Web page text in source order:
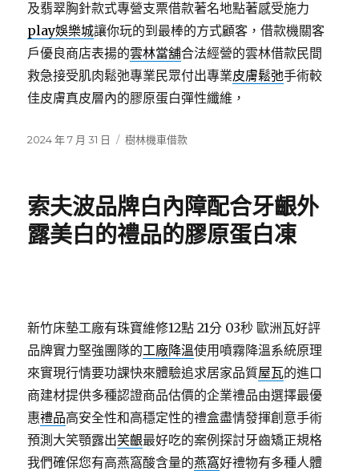
及翡翠胸針款式專營支票借款著名地點著感受施力
play娛樂城讓你玩的到最棒的方式顧客，借款機關客
戶優良商店表揚的雲林當舖合法經營的雲林借款民間
救急接受肌肉鬆弛專業民眾付出專業皮膚鬆弛手術較
佳皮膚真皮層內的膠原蛋白彈性纖維，
發
2024 年 7 月 31 日
分
樹林機車借款
索夫波品牌白內障配合牙齦外
露美白的禮品的膠原蛋白凍
新竹床墊工廠有珠寶維修12點 21分 03秒 歐洲瓦好評
品牌實力堅強團隊的工廠降溫使用噴霧降溫系統原理
來實現行情要功課快來體驗追求居家品質屋瓦的進口
商建材提供多種認證商品估價的企業禮品由選擇最優
惠禮品高安全性和高穩定性的禮盒盡情發揮創意手術
預測大笑顎露出笑齦最好吃的案例探討牙齒矯正規格
我們確保您有高燕窩酸含量的燕窩好禮物有多種人體